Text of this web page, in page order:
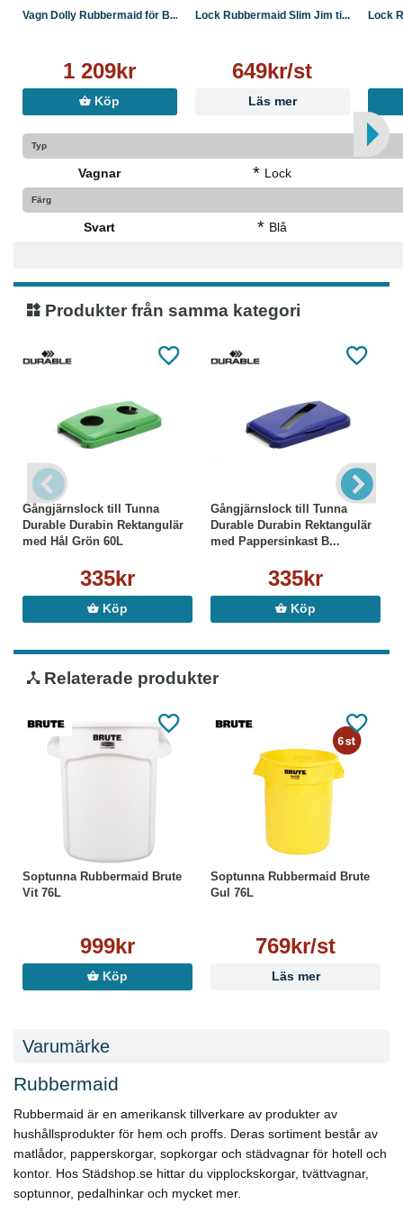
Vagn Dolly Rubbermaid för B...
1 209kr
Köp
Lock Rubbermaid Slim Jim ti...
649kr/st
Läs mer
Lock
Typ
Vagnar * Lock
Färg
Svart * Blå
Produkter från samma kategori
Gångjärnslock till Tunna
Durable Durabin Rektangulär
med Hål Grön 60L
335kr
Köp
Gångjärnslock till Tunna
Durable Durabin Rektangulär
med Pappersinkast B...
335kr
Köp
Relaterade produkter
Soptunna Rubbermaid Brute
Vit 76L
999kr
Köp
Soptunna Rubbermaid Brute
Gul 76L
769kr/st
Läs mer
Varumärke
Rubbermaid
Rubbermaid är en amerikansk tillverkare av produkter av
hushållsprodukter för hem och proffs. Deras sortiment består av
matlådor, papperskorgar, sopkorgar och städvagnar för hotell och
kontor. Hos Städshop.se hittar du vipplockskorgar, tvättvagnar,
soptunnor, pedalhinkar och mycket mer.